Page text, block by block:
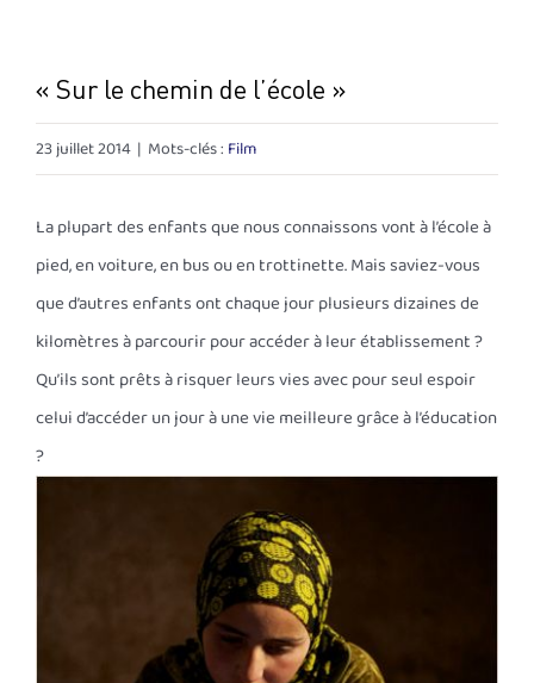
« Sur le chemin de l’école »
23 juillet 2014 | Mots-clés : Film
La plupart des enfants que nous connaissons vont à l’école à
pied, en voiture, en bus ou en trottinette. Mais saviez-vous
que d’autres enfants ont chaque jour plusieurs dizaines de
kilomètres à parcourir pour accéder à leur établissement ?
Qu’ils sont prêts à risquer leurs vies avec pour seul espoir
celui d’accéder un jour à une vie meilleure grâce à l’éducation
?